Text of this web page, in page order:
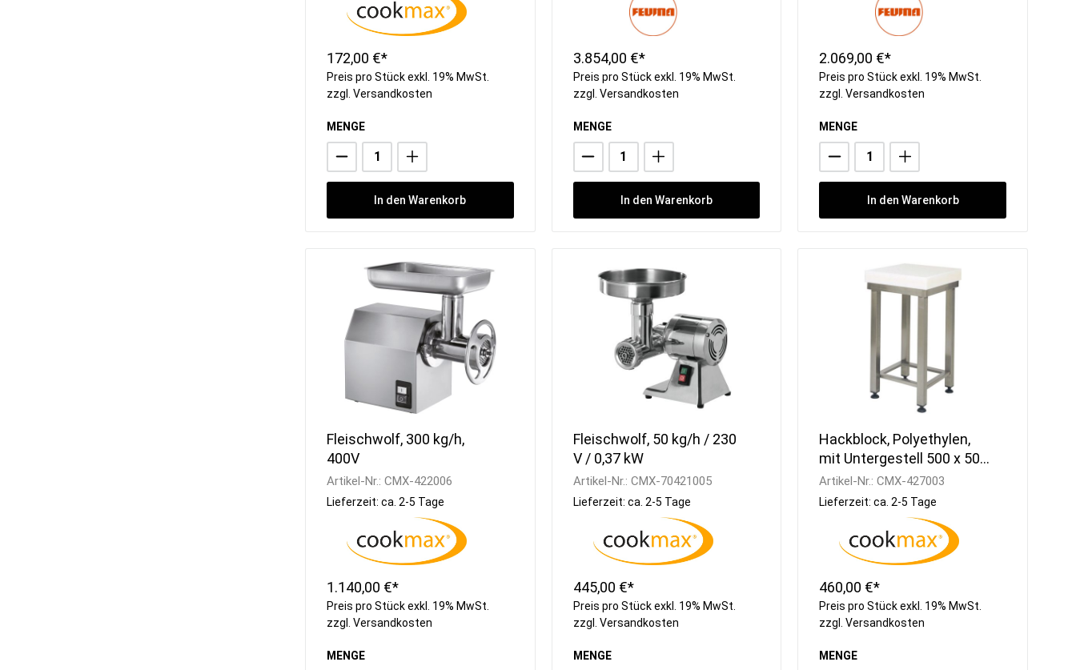
172,00 €*
Preis pro Stück exkl. 19% MwSt.
zzgl. Versandkosten
MENGE
In den Warenkorb
3.854,00 €*
Preis pro Stück exkl. 19% MwSt.
zzgl. Versandkosten
MENGE
In den Warenkorb
2.069,00 €*
Preis pro Stück exkl. 19% MwSt.
zzgl.Versandkosten
MENGE
In den Warenkorb
Fleischwolf, 300 kg/h,
400V
Artikel-Nr.: CMX-422006
Lieferzeit: ca. 2-5 Tage
1.140,00 €*
Preis pro Stück exkl. 19% MwSt.
zzgl. Versandkosten
MENGE
Fleischwolf, 50 kg/h / 230
V / 0,37 kW
Artikel-Nr.: CMX-70421005
Lieferzeit: ca. 2-5 Tage
445,00 €*
Preis pro Stück exkl. 19% MwSt.
zzgl. Versandkosten
MENGE
Hackblock, Polyethylen,
mit Untergestell 500 x 500
x 880 mm
Artikel-Nr.:CMX-427003
Lieferzeit: ca. 2-5 Tage
460,00 €*
Preis pro Stück exkl. 19% MwSt.
zzgl.Versandkosten
MENGE